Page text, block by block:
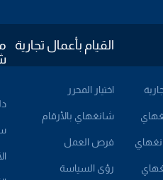
القيام بأعمال تجارية
اختيار المحرر
شانغهاي بالأرقام
فرص العمل
رؤى السياسة